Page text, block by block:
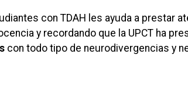
con TDAH les ayuda a prestar
y recordando que la UPCT ha
con todo tipo de neurodivergencias y